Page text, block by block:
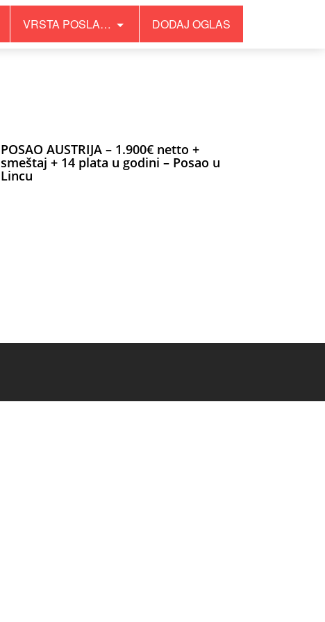
VRSTA POSLA… DODAJ OGLAS
POSAO AUSTRIJA – 1.900€ netto +
smeštaj + 14 plata u godini – Posao u
Lincu